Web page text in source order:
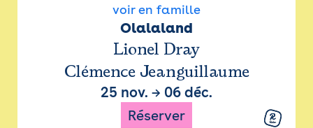
voir en famille
Olalaland
Lionel Dray
Clémence Jeanguillaume
25 nov. → 06 déc.
Réserver